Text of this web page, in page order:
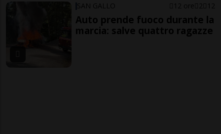
SAN GALLO 12 ore 2 12
Auto prende fuoco durante la
marcia: salve quattro ragazze